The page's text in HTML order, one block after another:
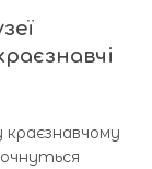
краєзнавчому